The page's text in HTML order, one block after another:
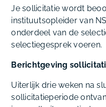
Je sollicitatie wordt
instituutsopleider van
onderdeel van de
selectiegesprek voeren.
Berichtgeving
Uiterlijk drie weken na
sollicitatieperiode